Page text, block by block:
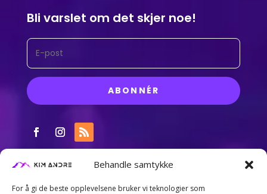
Behandle samtykke
For å gi de beste opplevelsene bruker vi teknologier som
Bli varslet om det skjer noe!
ABONNÉR